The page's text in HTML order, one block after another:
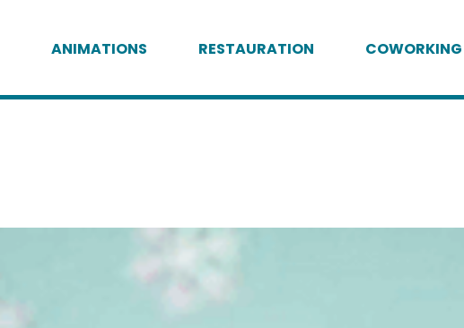
ANIMATIONS RESTAURATION COWORKING